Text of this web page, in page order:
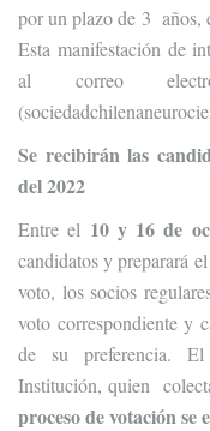
por un plazo de 3 años,
Esta manifestación de
al correo
(
Se recibirán las
del 2022
Entre el 10 y 16 de
candidatos y preparará
voto, los socios
voto correspondiente y
de su preferencia.
Institución, quien
proceso de votación se